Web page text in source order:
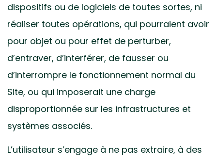
dispositifs ou de logiciels de toutes sortes, ni
réaliser toutes opérations, qui pourraient avoir
pour objet ou pour effet de perturber,
d’entraver, d’interférer, de fausser ou
d’interrompre le fonctionnement normal du
Site, ou qui imposerait une charge
disproportionnée sur les infrastructures et
systèmes associés.
L’utilisateur s’engage à ne pas extraire, à des